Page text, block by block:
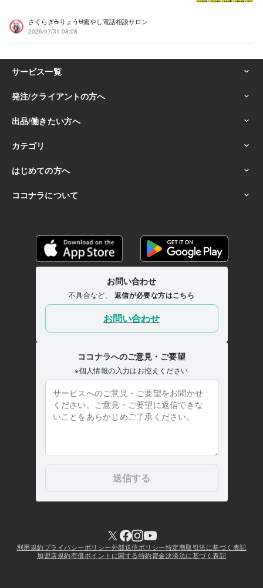
さくらぎ☕りょう⛎癒やし電話相談サロン
2026/07/31 08:08